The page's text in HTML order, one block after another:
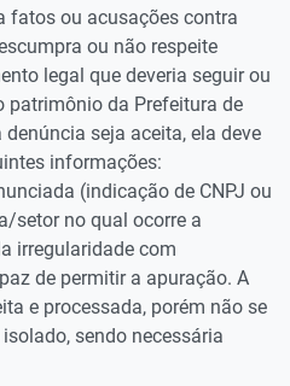
fatos ou acusações contra
ou não respeite
legal que deveria seguir ou
patrimônio da Prefeitura de
seja aceita, ela deve
informações:
(indicação de CNPJ ou
setor no qual ocorre a
irregularidade com
de permitir a apuração. A
e processada, porém não se
sendo necessária